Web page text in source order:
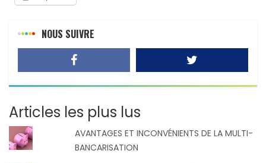
NOUS SUIVRE
Articles les plus lus
AVANTAGES ET INCONVÉNIENTS DE LA MULTI-
BANCARISATION